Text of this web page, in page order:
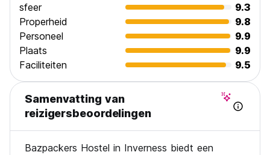
sfeer
9.3
Properheid
9.8
Personeel
9.9
Plaats
9.9
Faciliteiten
9.5
Samenvatting van
reizigersbeoordelingen
Bazpackers Hostel in Inverness biedt een